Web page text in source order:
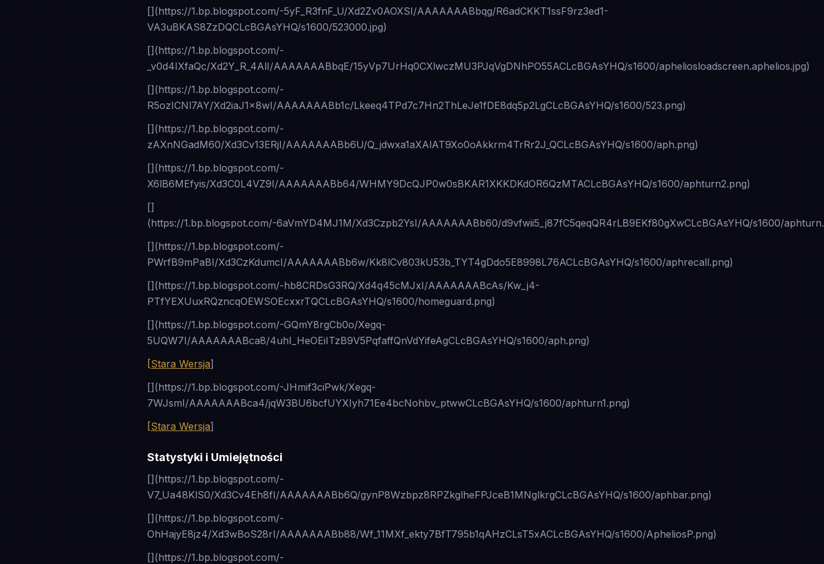
[](https://1.bp.blogspot.com/-5yF_R3fnF_U/Xd2Zv0AOXSI/AAAAAAABbqg/R6adCKKT1ssF9rz3ed1-
VA3uBKAS8ZzDQCLcBGAsYHQ/s1600/523000.jpg)
[](https://1.bp.blogspot.com/-
_v0d4IXfaQc/Xd2Y_R_4AlI/AAAAAAABbqE/15yVp7UrHq0CXlwczMU3PJqVgDNhPO55ACLcBGAsYHQ/s1600/apheliosloadscreen.aphelios.jpg)
[](https://1.bp.blogspot.com/-
R5ozICNl7AY/Xd2iaJ1x8wI/AAAAAAABb1c/Lkeeq4TPd7c7Hn2ThLeJe1fDE8dq5p2LgCLcBGAsYHQ/s1600/523.png)
[](https://1.bp.blogspot.com/-
zAXnNGadM60/Xd3Cv13ERjI/AAAAAAABb6U/Q_jdwxa1aXAlAT9Xo0oAkkrm4TrRr2J_QCLcBGAsYHQ/s1600/aph.png)
[](https://1.bp.blogspot.com/-
X6lB6MEfyis/Xd3C0L4VZ9I/AAAAAAABb64/WHMY9DcQJP0w0sBKAR1XKKDKdOR6QzMTACLcBGAsYHQ/s1600/aphturn2.png)
[]
(https://1.bp.blogspot.com/-6aVmYD4MJ1M/Xd3Czpb2YsI/AAAAAAABb60/d9vfwii5_j87fC5qeqQR4rLB9EKf80gXwCLcBGAsYHQ/s1600/
[](https://1.bp.blogspot.com/-
PWrfB9mPaBI/Xd3CzKdumcI/AAAAAAABb6w/Kk8lCv803kU53b_TYT4gDdo5E8998L76ACLcBGAsYHQ/s1600/aphrecall.png)
[](https://1.bp.blogspot.com/-hb8CRDsG3RQ/Xd4q45cMJxI/AAAAAAABcAs/Kw_j4-
PTfYEXUuxRQzncqOEWSOEcxxrTQCLcBGAsYHQ/s1600/homeguard.png)
[](https://1.bp.blogspot.com/-GQmY8rgCb0o/Xegq-
5UQW7I/AAAAAAABca8/4uhI_HeOEiITzB9V5PqfaffQnVdYifeAgCLcBGAsYHQ/s1600/aph.png)
[Stara Wersja]
[](https://1.bp.blogspot.com/-JHmif3ciPwk/Xegq-
7WJsmI/AAAAAAABca4/jqW3BU6bcfUYXIyh71Ee4bcNohbv_ptwwCLcBGAsYHQ/s1600/aphturn1.png)
[Stara Wersja]
Statystyki i Umiejętności
[](https://1.bp.blogspot.com/-
V7_Ua48KlS0/Xd3Cv4Eh8fI/AAAAAAABb6Q/gynP8Wzbpz8RPZkglheFPJceB1MNglkrgCLcBGAsYHQ/s1600/aphbar.png)
[](https://1.bp.blogspot.com/-
OhHajyE8jz4/Xd3wBoS28rI/AAAAAAABb88/Wf_11MXf_ekty7BfT795b1qAHzCLsT5xACLcBGAsYHQ/s1600/ApheliosP.png)
[](https://1.bp.blogspot.com/-